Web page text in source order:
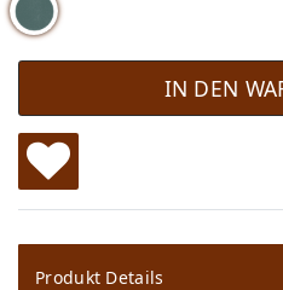
IN DEN
W
u
Produkt Details